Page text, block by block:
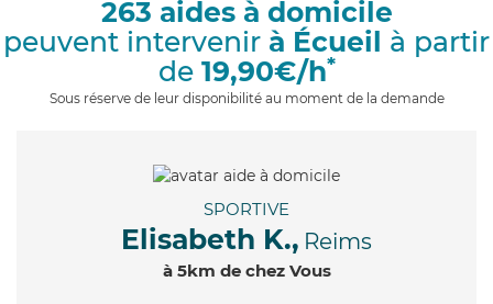
i
263 aides à domicile
peuvent intervenir à Écueil à partir
de 19,90€/h*
Sous réserve de leur disponibilité au moment de la demande
SPORTIVE
Elisabeth K., Reims
à 5km de chez Vous